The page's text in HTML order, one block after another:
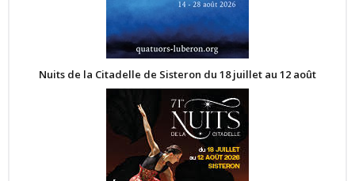
Nuits de la Citadelle de Sisteron du 18 juillet au 12 août